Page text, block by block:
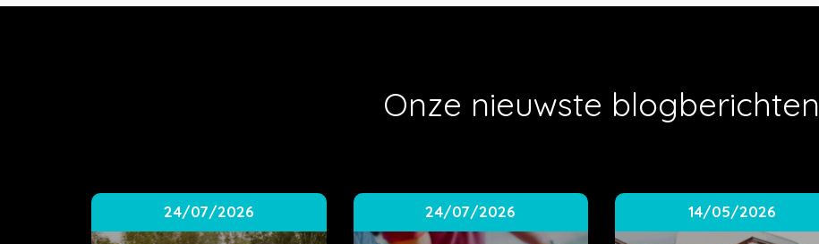
Onze nieuwste blogberichten
24/07/2026 24/07/2026 14/05/2026